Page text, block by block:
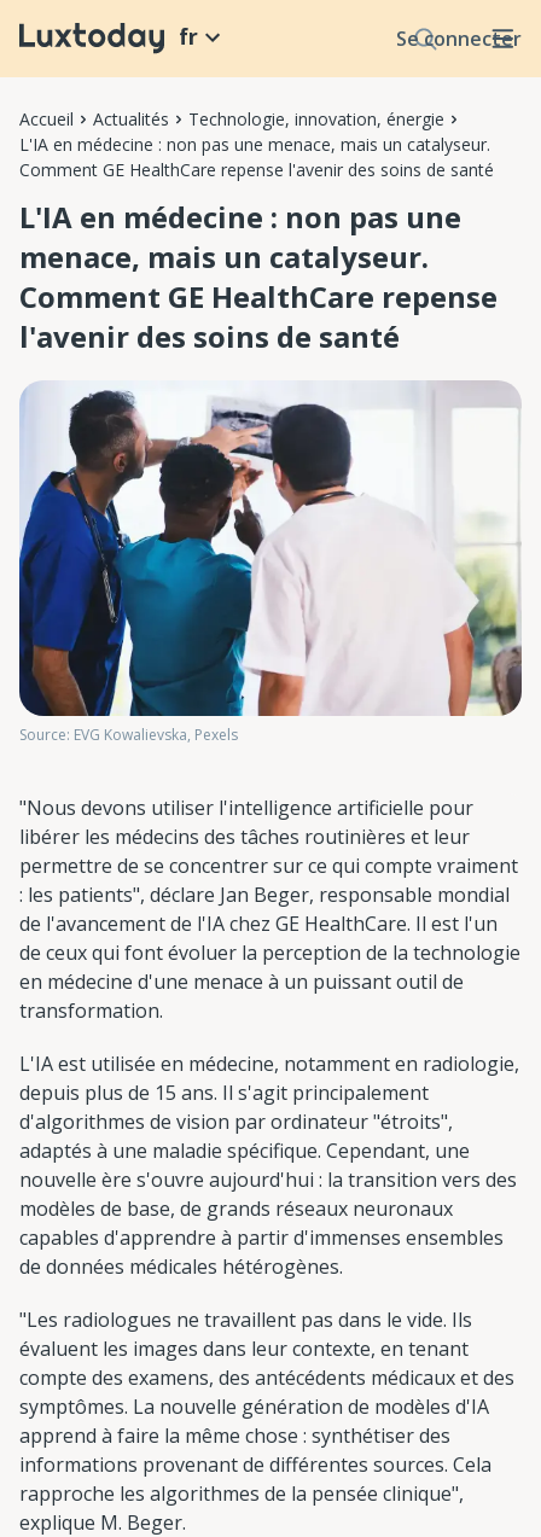
Se connecter
fr
Accueil Actualités
Technologie, innovation, énergie
L'IA en médecine : non pas une menace, mais un catalyseur.
Comment GE HealthCare repense l'avenir des soins de santé
L'IA en médecine : non pas une
menace, mais un catalyseur.
Comment GE HealthCare repense
l'avenir des soins de santé
Source: EVG Kowalievska, Pexels
"Nous devons utiliser l'intelligence artificielle pour
libérer les médecins des tâches routinières et leur
permettre de se concentrer sur ce qui compte vraiment
: les patients", déclare Jan Beger, responsable mondial
de l'avancement de l'IA chez GE HealthCare. Il est l'un
de ceux qui font évoluer la perception de la technologie
en médecine d'une menace à un puissant outil de
transformation.
L'IA est utilisée en médecine, notamment en radiologie,
depuis plus de 15 ans. Il s'agit principalement
d'algorithmes de vision par ordinateur "étroits",
adaptés à une maladie spécifique. Cependant, une
nouvelle ère s'ouvre aujourd'hui : la transition vers des
modèles de base, de grands réseaux neuronaux
capables d'apprendre à partir d'immenses ensembles
de données médicales hétérogènes.
"Les radiologues ne travaillent pas dans le vide. Ils
évaluent les images dans leur contexte, en tenant
compte des examens, des antécédents médicaux et des
symptômes. La nouvelle génération de modèles d'IA
apprend à faire la même chose : synthétiser des
informations provenant de différentes sources. Cela
rapproche les algorithmes de la pensée clinique",
explique M. Beger.